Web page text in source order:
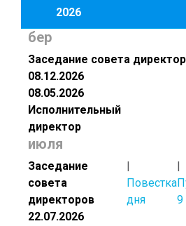
2026
бер
Заседание совета
08.12.2026
08.05.2026
Исполнительный
директор
июля
Заседание
совета
директоров
22.07.2026
Повестка
дня
9